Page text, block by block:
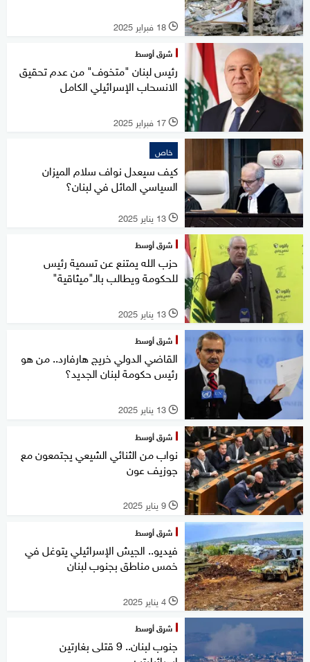
l 18 فبراير 2025
شرق أوسط
رئيس لبنان "متخوف" من عدم تحقيق
الانسحاب الإسرائيلي الكامل
l 17 فبراير 2025
خاص
كيف سيعدل نواف سلام الميزان
السياسي المائل في لبنان؟
l 13 يناير 2025
شرق أوسط
حزب الله يمتنع عن تسمية رئيس
للحكومة ويطالب بالـ"ميثاقية"
l 13 يناير 2025
شرق أوسط
القاضي الدولي خريج هارفارد.. من هو
رئيس حكومة لبنان الجديد؟
l 13 يناير 2025
شرق أوسط
نواب من الثنائي الشيعي يجتمعون مع
جوزيف عون
l 9 يناير 2025
شرق أوسط
فيديو.. الجيش الإسرائيلي يتوغل في
خمس مناطق بجنوب لبنان
l 4 يناير 2025
شرق أوسط
جنوب لبنان.. 9 قتلى بغارتين